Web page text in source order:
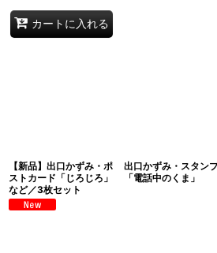
カートに入れる
【新品】出口かずみ・ポ
ストカード「じろじろ」
など／3枚セット
出口かずみ・スタン
「電話中のくま」